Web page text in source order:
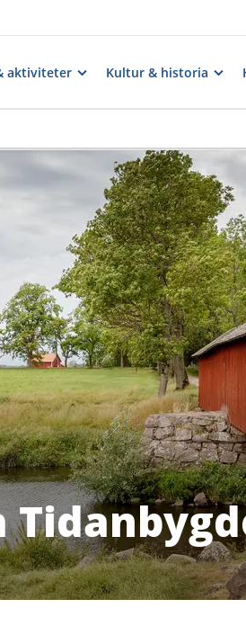
aktiviteter Kultur & historia